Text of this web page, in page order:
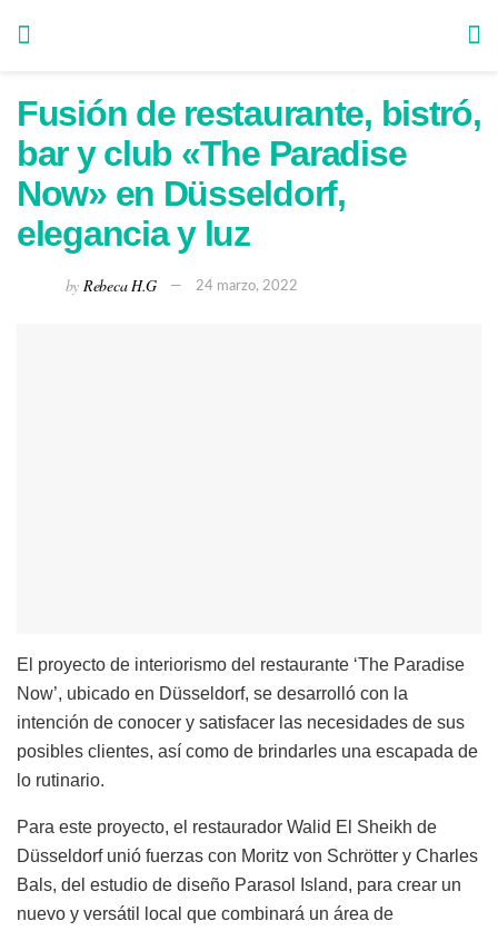
Fusión de restaurante, bistró,
bar y club «The Paradise
Now» en Düsseldorf,
elegancia y luz
by Rebeca H.G 24 marzo, 2022
El proyecto de interiorismo del restaurante ‘The Paradise
Now’, ubicado en Düsseldorf, se desarrolló con la
intención de conocer y satisfacer las necesidades de sus
posibles clientes, así como de brindarles una escapada de
lo rutinario.
Para este proyecto, el restaurador Walid El Sheikh de
Düsseldorf unió fuerzas con Moritz von Schrötter y Charles
Bals, del estudio de diseño Parasol Island, para crear un
nuevo y versátil local que combinará un área de